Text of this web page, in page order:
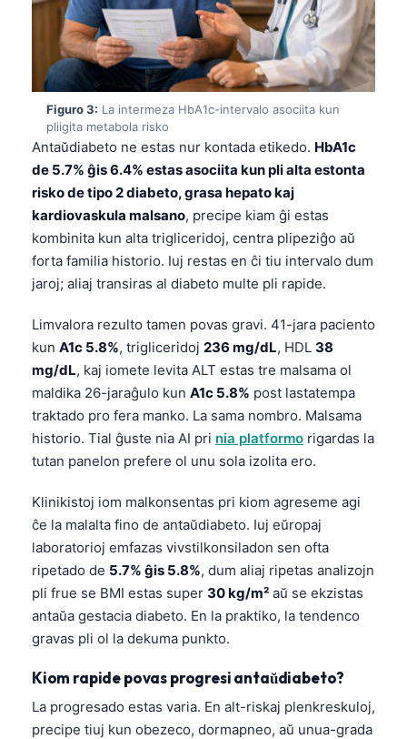
Figuro 3: La intermeza HbA1c-intervalo asociita kun
pliigita metabola risko
Antaŭdiabeto ne estas nur kontada etikedo. HbA1c
de 5.7% ĝis 6.4% estas asociita kun pli alta estonta
risko de tipo 2 diabeto, grasa hepato kaj
kardiovaskula malsano, precipe kiam ĝi estas
kombinita kun alta trigliceridoj, centra plipeziĝo aŭ
forta familia historio. Iuj restas en ĉi tiu intervalo dum
jaroj; aliaj transiras al diabeto multe pli rapide.
Limvalora rezulto tamen povas gravi. 41-jara paciento
kun A1c 5.8%, trigliceridoj 236 mg/dL, HDL 38
mg/dL, kaj iomete levita ALT estas tre malsama ol
maldika 26-jaraĝulo kun A1c 5.8% post lastatempa
traktado pro fera manko. La sama nombro. Malsama
historio. Tial ĝuste nia AI pri nia platformo rigardas la
tutan panelon prefere ol unu sola izolita ero.
Klinikistoj iom malkonsentas pri kiom agreseme agi
ĉe la malalta fino de antaŭdiabeto. Iuj eŭropaj
laboratorioj emfazas vivstilkonsiladon sen ofta
ripetado de 5.7% ĝis 5.8%, dum aliaj ripetas analizojn
pli frue se BMI estas super 30 kg/m² aŭ se ekzistas
antaŭa gestacia diabeto. En la praktiko, la tendenco
gravas pli ol la dekuma punkto.
Kiom rapide povas progresi antaŭdiabeto?
La progresado estas varia. En alt-riskaj plenkreskuloj,
precipe tiuj kun obezeco, dormapneo, aŭ unua-grada